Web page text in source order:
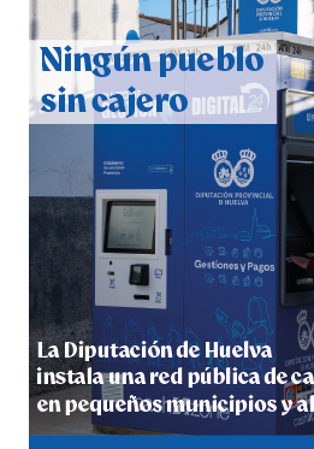
CUARTA CORRIDA DE LAS
2026
hace 4 días·Huelvatv
4º DÍA DE LAS FIESTAS
hace 4 días·Huelvatv